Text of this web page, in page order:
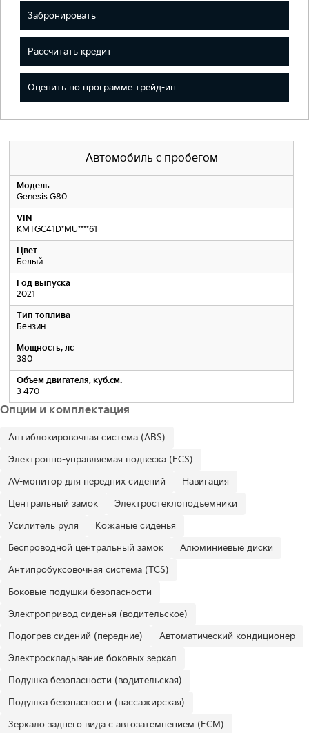
Забронировать
Рассчитать кредит
Оценить по программе трейд-ин
Автомобиль с пробегом
Модель
Genesis G80
VIN
KMTGC41D*MU****61
Цвет
Белый
Год выпуска
2021
Тип топлива
Бензин
Мощность, лс
380
Объем двигателя, куб.см.
3 470
Опции и комплектация
Антиблокировочная система (ABS)
Электронно-управляемая подвеска (ECS)
AV-монитор для передних сидений
Навигация
Центральный замок
Электростеклоподъемники
Усилитель руля
Кожаные сиденья
Беспроводной центральный замок
Алюминиевые диски
Антипробуксовочная система (TCS)
Боковые подушки безопасности
Электропривод сиденья (водительское)
Подогрев сидений (передние)
Автоматический кондиционер
Электроскладывание боковых зеркал
Подушка безопасности (водительская)
Подушка безопасности (пассажирская)
Зеркало заднего вида с автозатемнением (ECM)